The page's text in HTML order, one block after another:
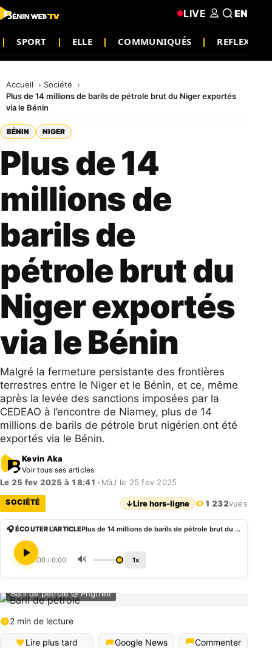
SPORT ELLE COMMUNIQUÉS REFLEXION
LIVE EN
Accueil
Société
Plus de 14 millions de barils de pétrole brut du Niger exportés
via le Bénin
BÉNIN NIGER
Plus de 14
millions de
barils de
pétrole brut du
Niger exportés
via le Bénin
Malgré la fermeture persistante des frontières
terrestres entre le Niger et le Bénin, et ce, même
après la levée des sanctions imposées par la
CEDEAO à l’encontre de Niamey, plus de 14
millions de barils de pétrole brut nigérien ont été
exportés via le Bénin.
Kevin Aka
Voir tous ses articles
Le 25 fev 2025 à 18:41 • MàJ le 25 fev 2025
SOCIÉTÉ ↓Lire hors-ligne 1 232vues
🎧 ÉCOUTER L'ARTICLE Plus de 14 millions de barils de pétrole brut du Niger exportés via le Bénin
0:00 / 0:00 🔊 1x
Baril de pétrole @ Pngtree
2 min de lecture
Lire plus tard Google News
Commenter